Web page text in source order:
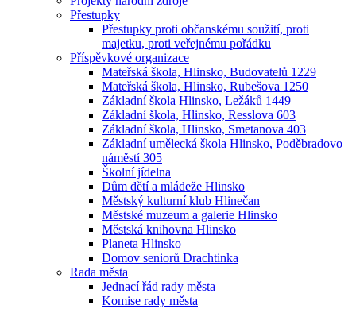
Přestupky
Přestupky proti občanskému soužití, proti
majetku, proti veřejnému pořádku
Příspěvkové organizace
Mateřská škola, Hlinsko, Budovatelů 1229
Mateřská škola, Hlinsko, Rubešova 1250
Základní škola Hlinsko, Ležáků 1449
Základní škola, Hlinsko, Resslova 603
Základní škola, Hlinsko, Smetanova 403
Základní umělecká škola Hlinsko, Poděbradovo
náměstí 305
Školní jídelna
Dům dětí a mládeže Hlinsko
Městský kulturní klub Hlinečan
Městské muzeum a galerie Hlinsko
Městská knihovna Hlinsko
Planeta Hlinsko
Domov seniorů Drachtinka
Rada města
Jednací řád rady města
Komise rady města